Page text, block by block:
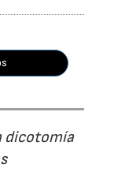
dicotomía